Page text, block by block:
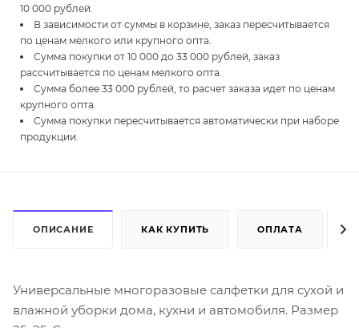
10 000 рублей.
В зависимости от суммы в корзине, заказ пересчитывается
по ценам мелкого или крупного опта.
Сумма покупки от 10 000 до 33 000 рублей, заказ
рассчитывается по ценам мелкого опта.
Сумма более 33 000 рублей, то расчет заказа идет по ценам
крупного опта.
Сумма покупки пересчитывается автоматически при наборе
продукции.
ОПИСАНИЕ КАК КУПИТЬ ОПЛАТА
Универсальные многоразовые салфетки для сухой и
влажной уборки дома, кухни и автомобиля. Размер